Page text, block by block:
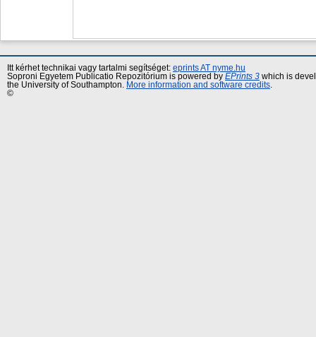
Itt kérhet technikai vagy tartalmi segítséget: eprints AT nyme.hu
Soproni Egyetem Publicatio Repozitórium is powered by EPrints 3 which is
the University of Southampton.
More information and software credits
©